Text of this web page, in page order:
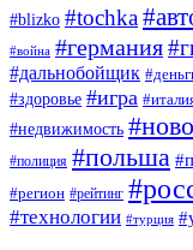
#blizko #tochka
#война #германия
#дальнобойщик
#здоровье #игра
#недвижимость
#полиция #польша
#регион #рейтинг
#технологии #турция